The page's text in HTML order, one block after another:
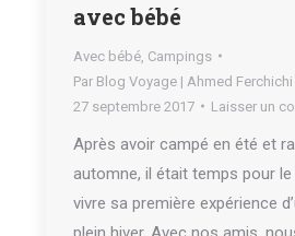
avec bébé
Avec bébé Campings
Par Blog Voyage | Ahmed Ferchichi
27 septembre 2017
Laisser un
Après avoir campé en été et
automne, il était temps pour
vivre sa première expérience